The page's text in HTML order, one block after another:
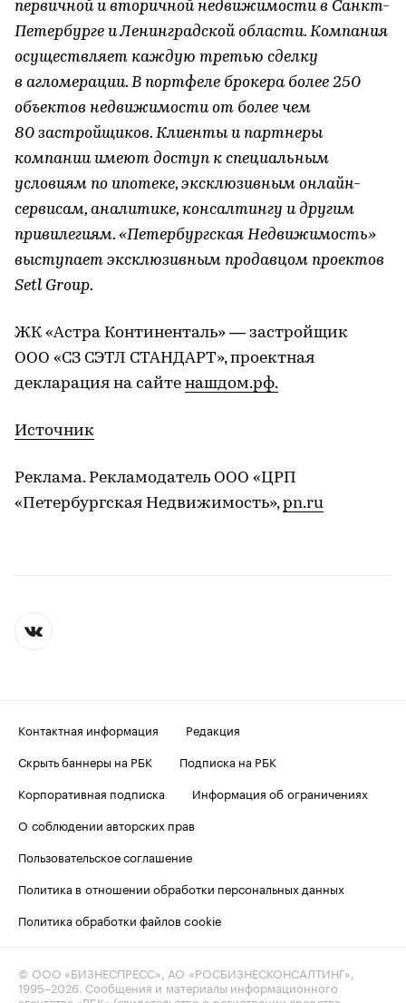
первичной и вторичной недвижимости в Санкт-
Петербурге и Ленинградской области. Компания
осуществляет каждую третью сделку
в агломерации. В портфеле брокера более 250
объектов недвижимости от более чем
80 застройщиков. Клиенты и партнеры
компании имеют доступ к специальным
условиям по ипотеке, эксклюзивным онлайн-
сервисам, аналитике, консалтингу и другим
привилегиям. «Петербургская Недвижимость»
выступает эксклюзивным продавцом проектов
Setl Group.
ЖК «Астра Континенталь» — застройщик
ООО «СЗ СЭТЛ СТАНДАРТ», проектная
декларация на сайте нашдом.рф.
Источник
Реклама. Рекламодатель ООО «ЦРП
«Петербургская Недвижимость»,pn.ru
Контактная информация
Редакция
Скрыть баннеры на РБК
Подписка на РБК
Корпоративная подписка
Информация об ограничениях
О соблюдении авторских прав
Пользовательское соглашение
Политика в отношении обработки персональных данных
Политика обработки файлов cookie
© ООО «БИЗНЕСПРЕСС», АО «РОСБИЗНЕСКОНСАЛТИНГ»,
1995–2026 . Сообщения и материалы информационного